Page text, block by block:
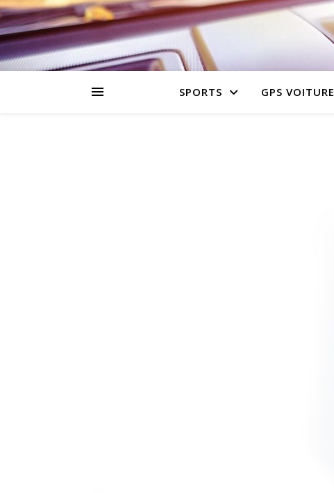
SPORTS GPS VOITURE